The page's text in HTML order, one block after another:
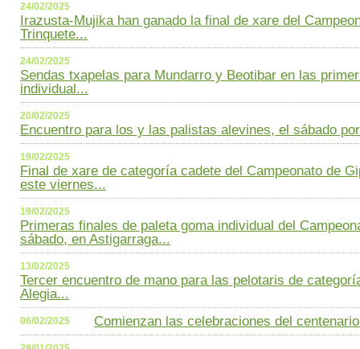
24/02/2025
Irazusta-Mujika han ganado la final de xare del
Trinquete...
24/02/2025
Sendas txapelas para Mundarro y Beotibar en las
individual...
20/02/2025
Encuentro para los y las palistas alevines, el sábado
19/02/2025
Final de xare de categoría cadete del Campeonato de
este viernes...
19/02/2025
Primeras finales de paleta goma individual del
sábado, en Astigarraga...
13/02/2025
Tercer encuentro de mano para las pelotaris de
Alegia...
06/02/2025 Comienzan las celebraciones del